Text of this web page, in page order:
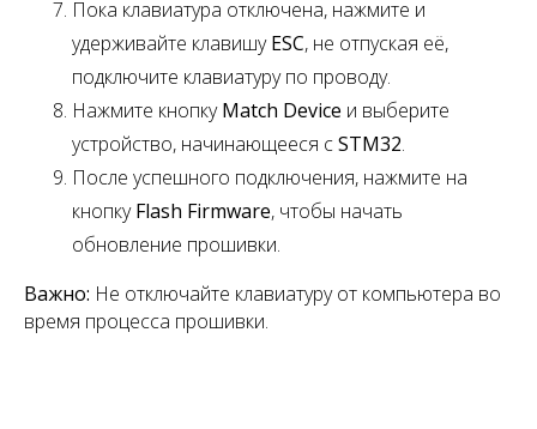
Пока клавиатура отключена, нажмите и
удерживайте клавишуESC, не отпуская её,
подключите клавиатуру по проводу.
Нажмите кнопкуMatch Device и выберите
устройство, начинающееся сSTM32.
После успешного подключения, нажмите на
кнопкуFlash Firmware, чтобы начать
обновление прошивки.
Важно: Не отключайте клавиатуру от компьютера во
время процесса прошивки.